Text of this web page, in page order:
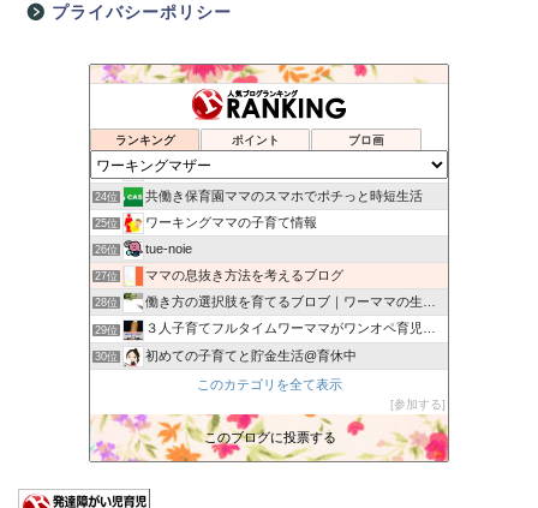
プライバシーポリシー
ランキング ポイント ブロ画
ぐうたらワーキングマザーの日記
働くママ（ワーキングマザー）のためのサバイバル作戦 -
22位 ワーママ ゆるベジ ナチュラルライフ
23位 ダサいワーママは疲れた顔をしている半熟ババァ
24位 共働き保育園ママのスマホでポチっと時短生活
25位 ワーキングママの子育て情報
26位 tue-noie
27位 ママの息抜き方法を考えるブログ
28位 働き方の選択肢を育てるブロブ｜ワーママの生きかた改革
29位 ３人子育てフルタイムワーママがワンオペ育児を攻略！＠準備中
30位 初めての子育てと貯金生活@育休中
ちゅんPのママ化プロジェクト
33位 産まなきゃわからん！
34位 kotaromama
このカテゴリを全て表示
参加する
このブログに投票する